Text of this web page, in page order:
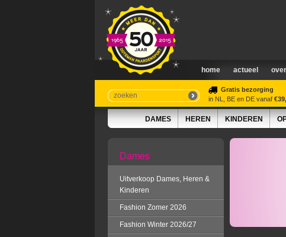
home actueel
Gratis bezorging
in NL, BE en DE vanaf
DAMES HEREN KINDEREN
Dames
Uitverkoop Dames, Heren &
Kinderen
Fashion Zomer 2026
Fashion Winter 2026/27